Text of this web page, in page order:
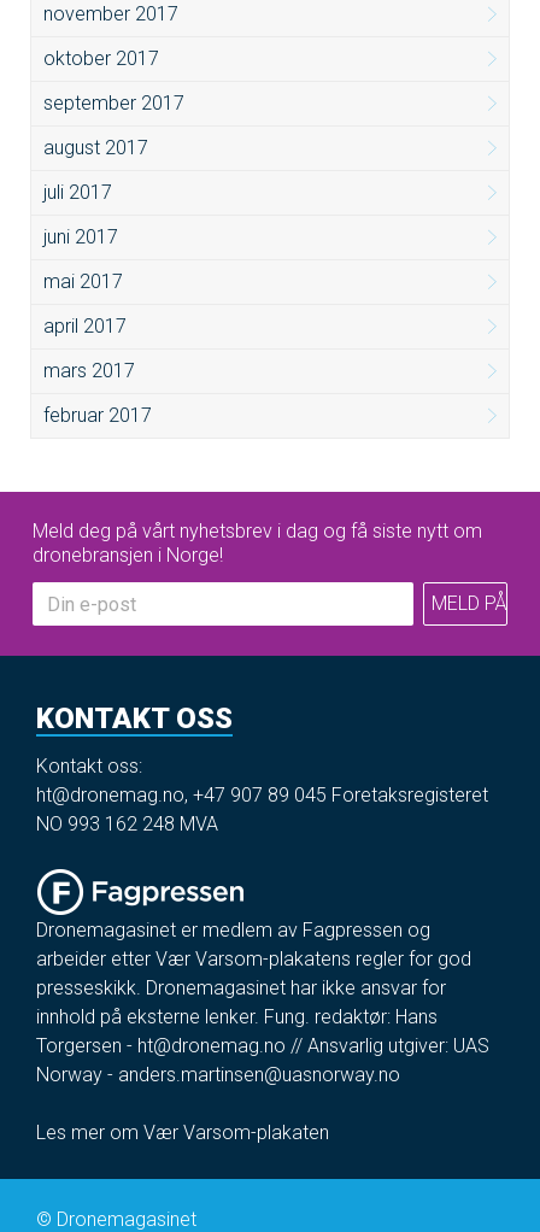
november 2017
oktober 2017
september 2017
august 2017
juli 2017
juni 2017
mai 2017
april 2017
mars 2017
februar 2017
Meld deg på vårt nyhetsbrev i dag og få siste nytt om
dronebransjen i Norge!
KONTAKT OSS
Kontakt oss:
ht@dronemag.no, +47 907 89 045 Foretaksregisteret
NO 993 162 248 MVA
Dronemagasinet er medlem av Fagpressen og
arbeider etter Vær Varsom-plakatens regler for god
presseskikk. Dronemagasinet har ikke ansvar for
innhold på eksterne lenker. Fung. redaktør: Hans
Torgersen - ht@dronemag.no // Ansvarlig utgiver: UAS
Norway - anders.martinsen@uasnorway.no
Les mer om Vær Varsom-plakaten
© Dronemagasinet